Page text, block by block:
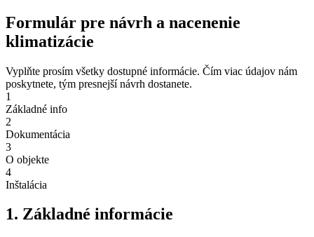
Formulár pre návrh a nacenenie
klimatizácie
Vyplňte prosím všetky dostupné informácie. Čím viac údajov nám
poskytnete, tým presnejší návrh dostanete.
1
Základné info
2
Dokumentácia
3
O objekte
4
Inštalácia
1. Základné informácie